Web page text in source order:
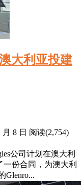
大利亚投建
月 8 日 阅读(2,754)
公司计划在澳大利
份合同，为澳大利
Glenro...